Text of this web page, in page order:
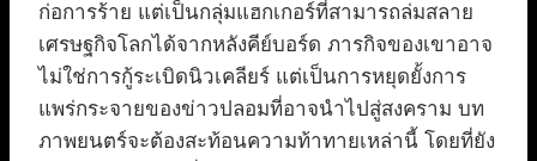
ก่อการร้าย แต่เป็นกลุ่มแฮกเกอร์ที่สามารถล่มสลาย
เศรษฐกิจโลกได้จากหลังคีย์บอร์ด ภารกิจของเขาอาจ
ไม่ใช่การกู้ระเบิดนิวเคลียร์ แต่เป็นการหยุดยั้งการ
แพร่กระจายของข่าวปลอมที่อาจนำไปสู่สงคราม บท
ภาพยนตร์จะต้องสะท้อนความท้าทายเหล่านี้ โดยที่ยัง